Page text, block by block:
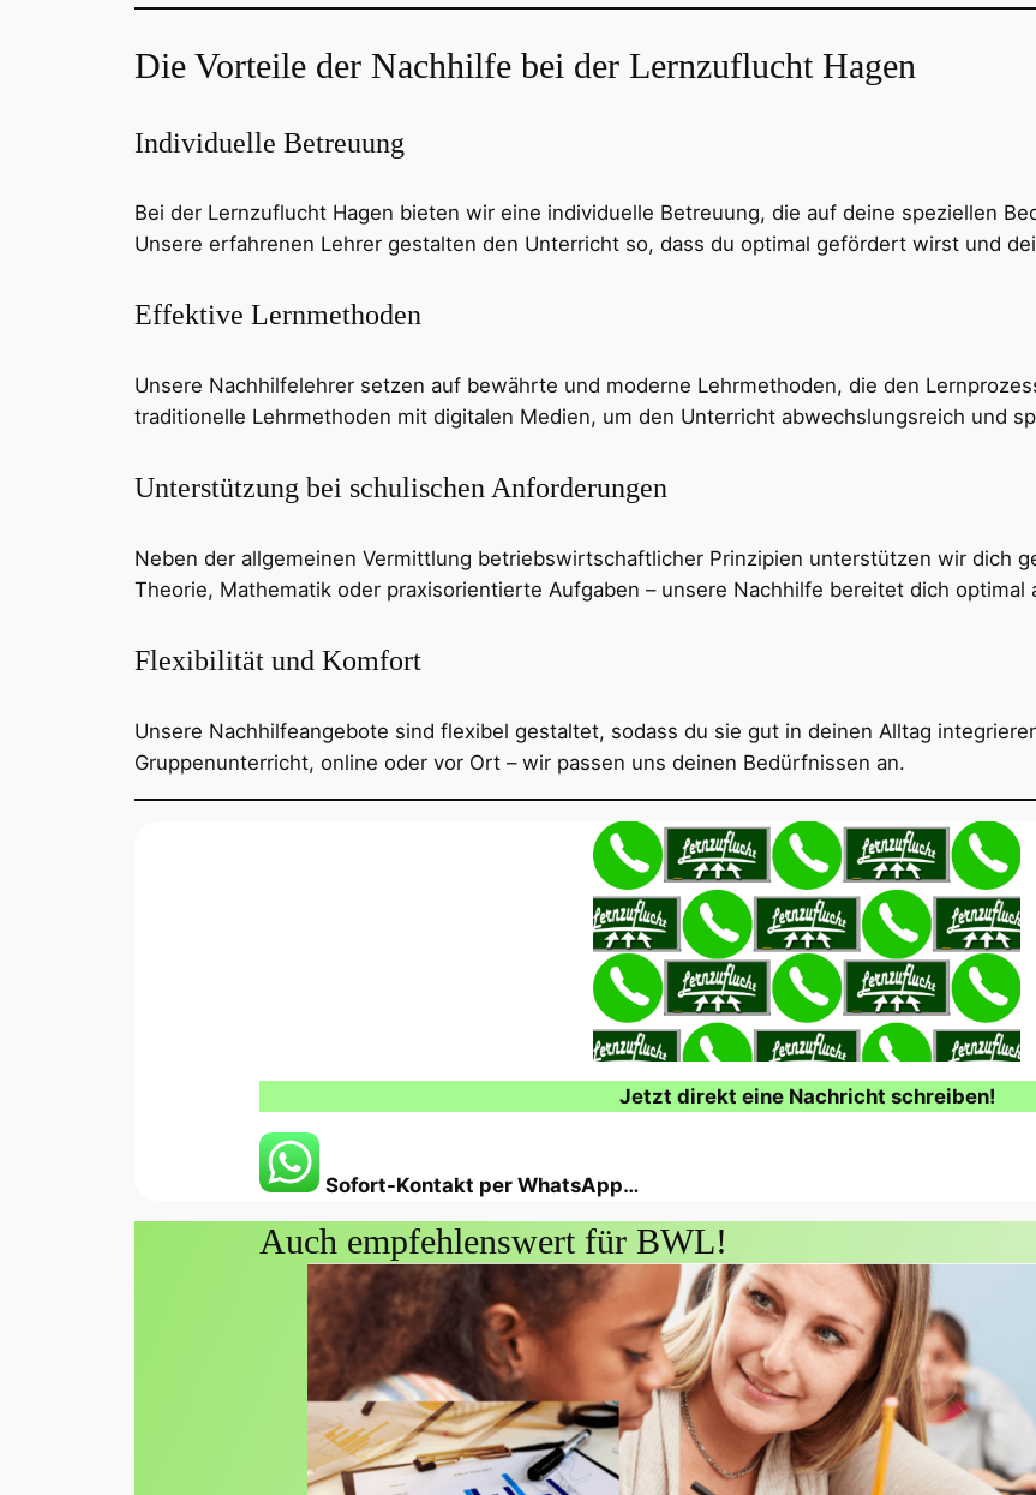
Die Vorteile der Nachhilfe bei der Lernzuflucht Hagen
Individuelle Betreuung
Bei der Lernzuflucht Hagen bieten wir eine individuelle Betreuung, die auf deine speziellen
Unsere erfahrenen Lehrer gestalten den Unterricht so, dass du optimal gefördert wirst und
Effektive Lernmethoden
Unsere Nachhilfelehrer setzen auf bewährte und moderne Lehrmethoden, die den
traditionelle Lehrmethoden mit digitalen Medien, um den Unterricht abwechslungsreich und
Unterstützung bei schulischen Anforderungen
Neben der allgemeinen Vermittlung betriebswirtschaftlicher Prinzipien unterstützen wir dich
Theorie, Mathematik oder praxisorientierte Aufgaben – unsere Nachhilfe bereitet dich optimal
Flexibilität und Komfort
Unsere Nachhilfeangebote sind flexibel gestaltet, sodass du sie gut in deinen Alltag
Gruppenunterricht, online oder vor Ort – wir passen uns deinen Bedürfnissen an.
Jetzt direkt eine Nachricht schreiben!
Sofort-Kontakt per WhatsApp…
Auch empfehlenswert für BWL!